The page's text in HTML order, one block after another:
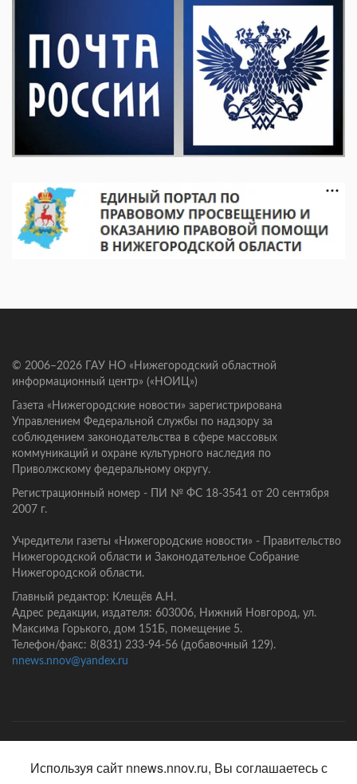
© 2006–2026 ГАУ НО «Нижегородский областной
информационный центр» («НОИЦ»)
Газета «Нижегородские новости» зарегистрирована
Управлением Федеральной службы по надзору за
соблюдением законодательства в сфере массовых
коммуникаций и охране культурного наследия по
Приволжскому федеральному округу.
Регистрационный номер - ПИ № ФС 18-3541 от 20 сентября
2007 г.
Учредители газеты «Нижегородские новости» - Правительство
Нижегородской области и Законодательное Собрание
Нижегородской области.
Главный редактор: Клещёв А.Н.
Адрес редакции, издателя: 603006, Нижний Новгород, ул.
Максима Горького, дом 151Б, помещение 5.
Телефон/факс: 8(831) 233-94-56 (добавочный 129).
nnews.nnov@yandex.ru
Используя сайт nnews.nnov.ru, Вы соглашаетесь с